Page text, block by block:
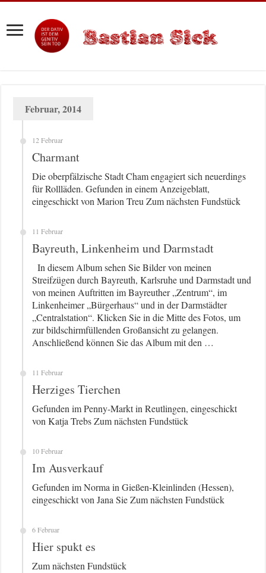
Februar, 2014
12 Februar
Charmant
Die oberpfälzische Stadt Cham engagiert sich neuerdings
für Rollläden. Gefunden in einem Anzeigeblatt,
eingeschickt von Marion Treu Zum nächsten Fundstück
11 Februar
Bayreuth, Linkenheim und Darmstadt
In diesem Album sehen Sie Bilder von meinen
Streifzügen durch Bayreuth, Karlsruhe und Darmstadt und
von meinen Auftritten im Bayreuther „Zentrum“, im
Linkenheimer „Bürgerhaus“ und in der Darmstädter
„Centralstation“. Klicken Sie in die Mitte des Fotos, um
zur bildschirmfüllenden Großansicht zu gelangen.
Anschließend können Sie das Album mit den …
11 Februar
Herziges Tierchen
Gefunden im Penny-Markt in Reutlingen, eingeschickt
von Katja Trebs Zum nächsten Fundstück
10 Februar
Im Ausverkauf
Gefunden im Norma in Gießen-Kleinlinden (Hessen),
eingeschickt von Jana Sie Zum nächsten Fundstück
6 Februar
Hier spukt es
Zum nächsten Fundstück